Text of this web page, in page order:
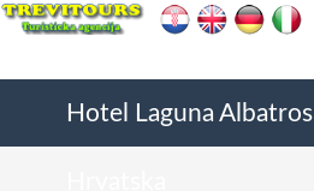
Hotel Laguna Albatros